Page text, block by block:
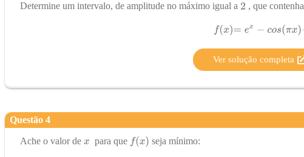
Determine um intervalo, de amplitude no máximo igual a
, que contenha
Ver solução completa
Questão 4
Ache o valor de para que seja mínimo: